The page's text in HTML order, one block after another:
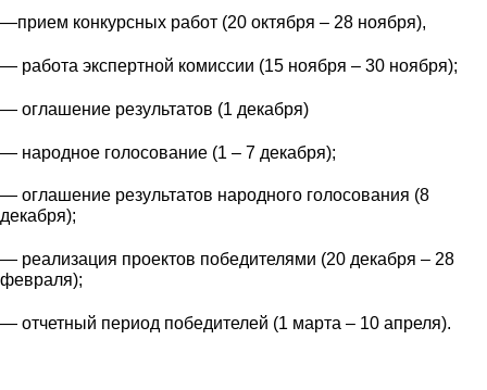
—прием конкурсных работ (20 октября – 28 ноября),
— работа экспертной комиссии (15 ноября – 30 ноября);
— оглашение результатов (1 декабря)
— народное голосование (1 – 7 декабря);
— оглашение результатов народного голосования (8
декабря);
— реализация проектов победителями (20 декабря – 28
февраля);
— отчетный период победителей (1 марта – 10 апреля).